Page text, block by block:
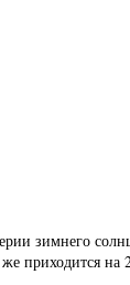
зимнего
приходится на